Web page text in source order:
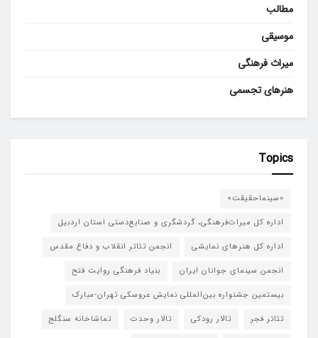
مطالب
موسیقی
میراث فرهنگی
هنرهای تجسمی
Topics
«سینماحقیقت»
اداره کل میراث‌فرهنگی، گردشگری و صنایع‌دستی استان اردبیل
اداره کل هنرهای نمایشی
انجمن تئاتر انقلاب و دفاع مقدس
انجمن سینمای جوانان ایران
بنیاد فرهنگی روایت فتح
بیستمین جشنواره بین‌المللی نمایش عروسکی تهران-مبارک
تئاتر فجر
تالار رودکی تالار وحدت
تماشاخانه سنگلج